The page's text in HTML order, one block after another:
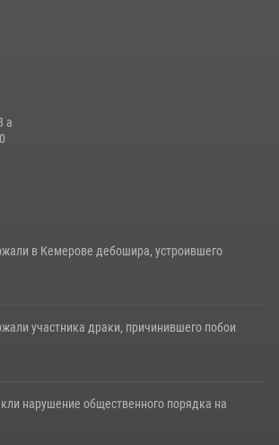
на 13 тысяч рублей (ВИДЕО)
а
в Кемерове дебошира, устроившего
участника драки, причинившего побои
нарушение общественного порядка на